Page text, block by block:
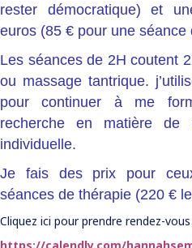
rester démocratique) et
euros (85 € pour une séance
Les séances de 2H coutent
ou massage tantrique.
pour continuer à me
recherche en matière de
individuelle.
Je fais des prix pour
séances de thérapie (220 €
Cliquez ici pour prendre rendez-vous